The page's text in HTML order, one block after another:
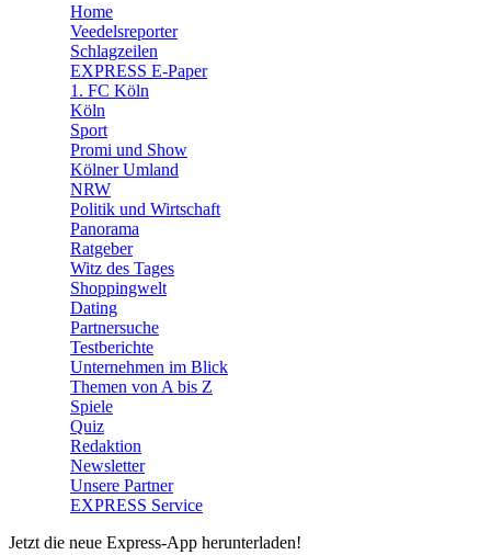
🛒 Shoppingwelt
Home
Veedelsreporter
Schlagzeilen
EXPRESS E-Paper
1. FC Köln
Köln
Sport
Promi und Show
Kölner Umland
NRW
Politik und Wirtschaft
Panorama
Ratgeber
Witz des Tages
Shoppingwelt
Dating
Partnersuche
Testberichte
Unternehmen im Blick
Themen von A bis Z
Spiele
Quiz
Redaktion
Newsletter
Unsere Partner
EXPRESS Service
Jetzt die neue Express-App herunterladen!